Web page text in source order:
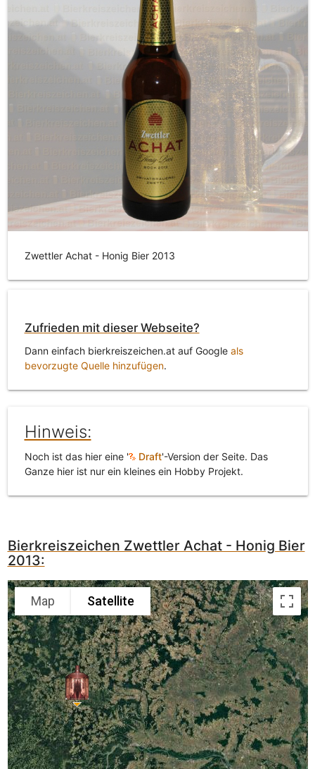
Zwettler Achat - Honig Bier 2013
Zufrieden mit dieser Webseite?
Dann einfach bierkreiszeichen.at auf Google als
bevorzugte Quelle hinzufügen.
Hinweis:
Noch ist das hier eine ' Draft'-Version der Seite. Das
Ganze hier ist nur ein kleines ein Hobby Projekt.
Bierkreiszeichen Zwettler Achat - Honig Bier
2013:
Map Satellite